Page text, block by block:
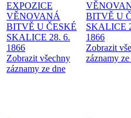
EXPOZICE
VĚNOVANÁ
BITVĚ U ČESKÉ
SKALICE 28. 6.
1866
Zobrazit všechny
záznamy ze dne
BITVĚ U
SKALICE
1866
Zobrazit
záznamy